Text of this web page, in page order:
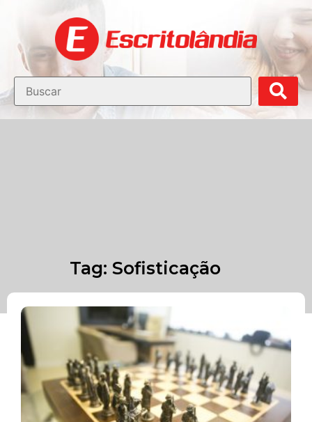
Tag: Sofisticação